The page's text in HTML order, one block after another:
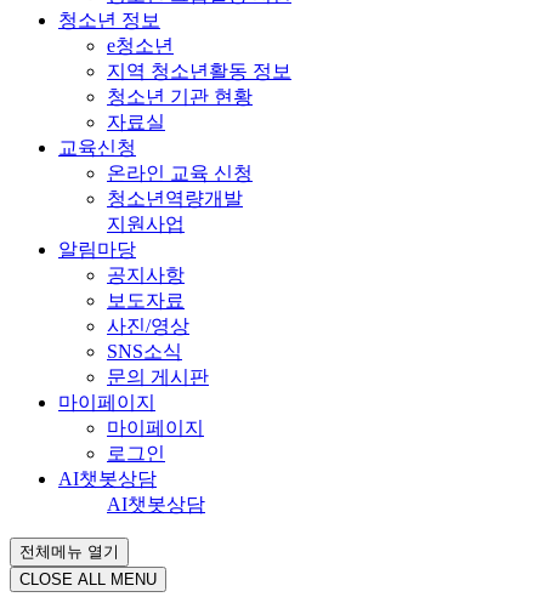
청소년 정보
e청소년
지역 청소년활동 정보
청소년 기관 현황
자료실
교육신청
온라인 교육 신청
청소년역량개발
지원사업
알림마당
공지사항
보도자료
사진/영상
SNS소식
문의 게시판
마이페이지
마이페이지
로그인
AI챗봇상담
AI챗봇상담
전체메뉴 열기
CLOSE ALL MENU